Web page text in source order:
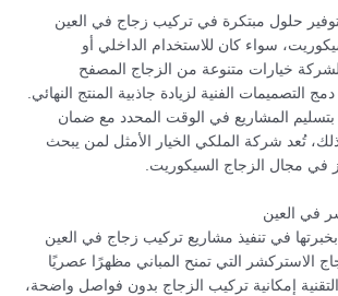
حلول مبتكرة في تركيب زجاج في العين
سواء كان للاستخدام الداخلي أو
خيارات متنوعة من الزجاج المصفح
التصميمات الفنية لزيادة جاذبية المنتج النهائي.
المشاريع في الوقت المحدد مع ضمان
تُعد شركة الملكي الخيار الأمثل لمن يبحث
في مجال الزجاج السيكوريت.
في العين
في تنفيذ مشاريع تركيب زجاج في العين
الاستركشر التي تمنح المباني مظهرًا عصريًا
إمكانية تركيب الزجاج بدون فواصل واضحة،